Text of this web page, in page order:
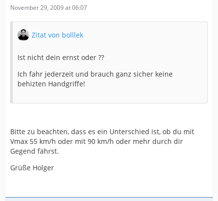
November 29, 2009 at 06:07
Zitat von bolllek
Ist nicht dein ernst oder ??
Ich fahr jederzeit und brauch ganz sicher keine
behizten Handgriffe!
Bitte zu beachten, dass es ein Unterschied ist, ob du mit
Vmax 55 km/h oder mit 90 km/h oder mehr durch dir
Gegend fährst.
Grüße Holger